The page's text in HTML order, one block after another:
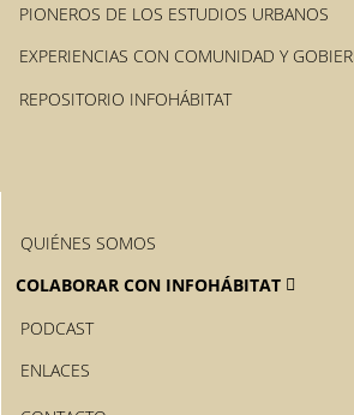
PIONEROS DE LOS ESTUDIOS URBANOS
EXPERIENCIAS CON COMUNIDAD Y
REPOSITORIO INFOHÁBITAT
QUIÉNES SOMOS
COLABORAR CON INFOHÁBITAT
PODCAST
ENLACES